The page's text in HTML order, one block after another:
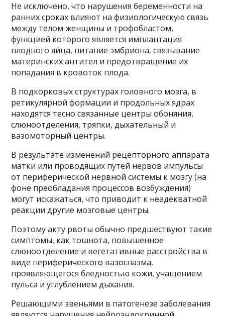
Не исключено, что нарушения беременности на
ранних сроках влияют на физиологическую связь
между телом женщины и трофобластом,
функцией которого является имплантация
плодного яйца, питание эмбриона, связывание
материнских антител и предотвращение их
попадания в кровоток плода.
В подкорковых структурах головного мозга, в
ретикулярной формации и продольных ядрах
находятся тесно связанные центры обоняния,
слюноотделения, тряпки, дыхательный и
вазомоторный центры.
В результате изменений рецепторного аппарата
матки или проводящих путей нервов импульсы
от периферической нервной системы к мозгу (на
фоне преобладания процессов возбуждения)
могут искажаться, что приводит к неадекватной
реакции другие мозговые центры.
Поэтому акту рвоты обычно предшествуют такие
симптомы, как тошнота, повышенное
слюноотделение и вегетативные расстройства в
виде периферического вазоспазма,
проявляющегося бледностью кожи, учащением
пульса и углублением дыхания.
Решающими звеньями в патогенезе заболевания